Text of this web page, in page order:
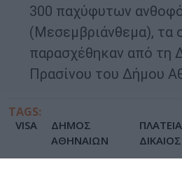
300 παχύφυτων
(Μεσεμβριάνθεμα), τα
παρασχέθηκαν από τη
Πρασίνου του Δήμου
TAGS:
VISA
ΔΗΜΟΣ
ΑΘΗΝΑΙΩΝ
ΠΛΑΤΕΙΑ